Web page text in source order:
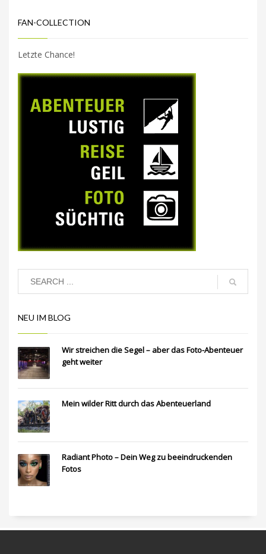
FAN-COLLECTION
Letzte Chance!
NEU IM BLOG
Wir streichen die Segel – aber das Foto-Abenteuer
geht weiter
Mein wilder Ritt durch das Abenteuerland
Radiant Photo – Dein Weg zu beeindruckenden
Fotos